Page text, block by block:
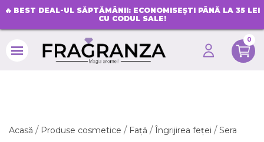
🔥 BEST DEAL-UL SĂPTĂMÂNII: ECONOMISEȘTI PÂNĂ LA 35 LEI
CU CODUL SALE!
0
Acasă Produse cosmetice Față Îngrijirea feței Sera